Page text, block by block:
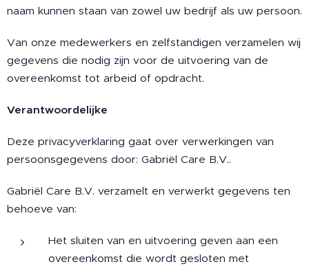
naam kunnen staan van zowel uw bedrijf als uw persoon.
Van onze medewerkers en zelfstandigen verzamelen wij
gegevens die nodig zijn voor de uitvoering van de
overeenkomst tot arbeid of opdracht.
Verantwoordelijke
Deze privacyverklaring gaat over verwerkingen van
persoonsgegevens door: Gabriël Care B.V..
Gabriël Care B.V. verzamelt en verwerkt gegevens ten
behoeve van:
Het sluiten van en uitvoering geven aan een
overeenkomst die wordt gesloten met